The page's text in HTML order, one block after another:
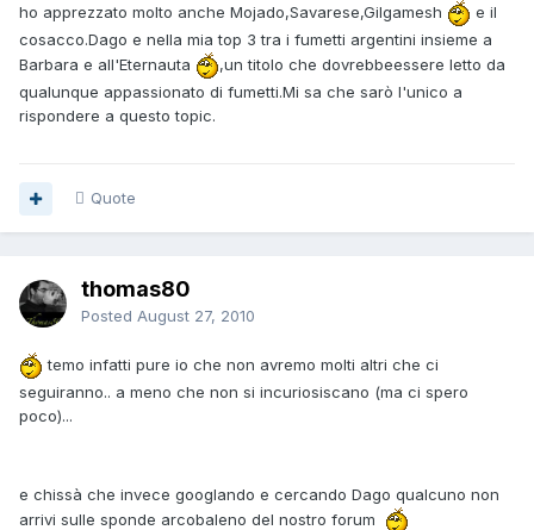
ho apprezzato molto anche Mojado,Savarese,Gilgamesh
e il
cosacco.Dago e nella mia top 3 tra i fumetti argentini insieme a
Barbara e all'Eternauta
,un titolo che dovrebbeessere letto da
qualunque appassionato di fumetti.Mi sa che sarò l'unico a
rispondere a questo topic.
Quote
thomas80
Posted August 27, 2010
temo infatti pure io che non avremo molti altri che ci
seguiranno.. a meno che non si incuriosiscano (ma ci spero
poco)...
e chissà che invece googlando e cercando Dago qualcuno non
arrivi sulle sponde arcobaleno del nostro forum